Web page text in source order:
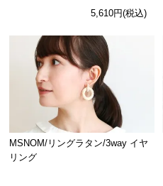
5,610円(税込)
MSNOM/リングラタン/3way イヤ
リング